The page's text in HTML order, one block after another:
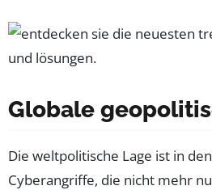
Globale
Die weltpolitische Lage ist in
Cyberangriffe, die nicht mehr